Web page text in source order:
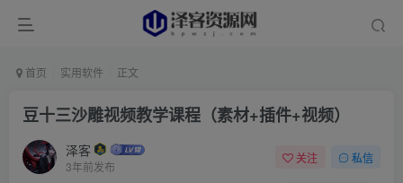
首页 实用软件 正文
豆十三沙雕视频教学课程（素材+插件+视频）
泽客
3年前发布
关注 私信